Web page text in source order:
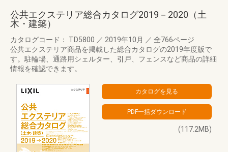
公共エクステリア総合カタログ2019－2020（土
木・建築）
カタログコード： TD5800 ／ 2019年10月 ／ 全766ページ
公共エクステリア商品を掲載した総合カタログの2019年度版で
す。駐輪場、通路用シェルター、引戸、フェンスなど商品の詳細
情報を確認できます。
(117.2MB)